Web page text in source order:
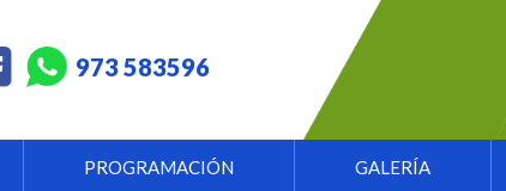
973 583596
PROGRAMACIÓN GALERÍA